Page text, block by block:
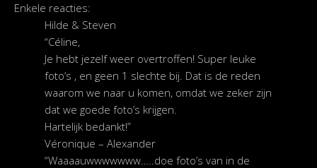
Enkele reacties:
Hilde & Steven
“Céline,
Je hebt jezelf weer overtroffen! Super leuke
foto’s , en geen 1 slechte bij. Dat is de reden
waarom we naar u komen, omdat we zeker zijn
dat we goede foto’s krijgen.
Hartelijk bedankt!”
Véronique – Alexander
“Waaaauwwwwwww…..doe foto’s van in de